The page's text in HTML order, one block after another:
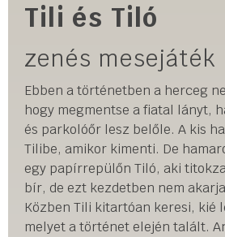
Tili és Tiló
zenés mesejáték
Ebben a történetben a herceg
hogy megmentse a fiatal lányt,
és parkolóőr lesz belőle. A kis
Tilibe, amikor kimenti. De
egy papírrepülőn Tiló, aki
bír, de ezt kezdetben nem
Közben Tili kitartóan keresi, kié
melyet a történet elején talált.